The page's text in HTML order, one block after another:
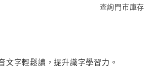
查詢門市庫存
字輕鬆讀，提升識字學習力。